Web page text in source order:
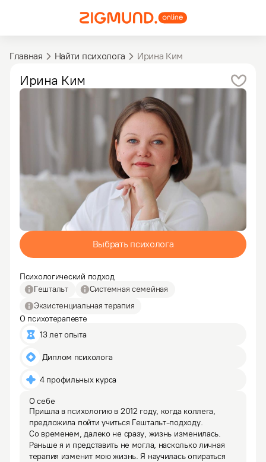
Главная Найти психолога Ирина Ким
Ирина Ким
Выбрать психолога
Психологический подход
Гештальт
Системная семейная
Экзистенциальная терапия
О психотерапевте
13 лет опыта
Диплом психолога
4 профильных курса
О себе
Пришла в психологию в 2012 году, когда коллега,
предложила пойти учиться Гештальт-подходу.
Со временем, далеко не сразу, жизнь изменилась.
Раньше я и представить не могла, насколько личная
терапия изменит мою жизнь. Я научилась опираться